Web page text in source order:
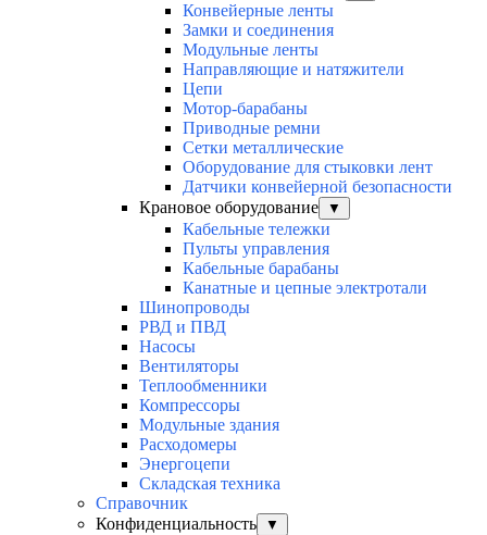
Конвейерные ленты
Замки и соединения
Модульные ленты
Направляющие и натяжители
Цепи
Мотор-барабаны
Приводные ремни
Сетки металлические
Оборудование для стыковки лент
Датчики конвейерной безопасности
Крановое оборудование
▼
Кабельные тележки
Пульты управления
Кабельные барабаны
Канатные и цепные электротали
Шинопроводы
РВД и ПВД
Насосы
Вентиляторы
Теплообменники
Компрессоры
Модульные здания
Расходомеры
Энергоцепи
Складская техника
Справочник
Конфиденциальность
▼